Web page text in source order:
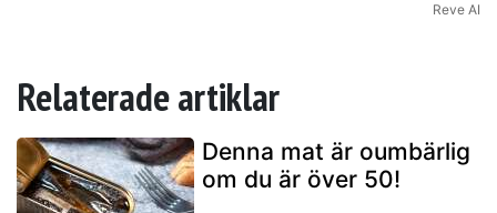
Reve AI
Relaterade artiklar
Denna mat är oumbärlig
om du är över 50!